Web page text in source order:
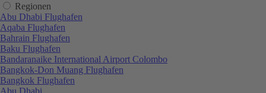
Regionen
Abu Dhabi Flughafen
Aqaba Flughafen
Bahrain Flughafen
Baku Flughafen
Bandaranaike International Airport Colombo
Bangkok-Don Muang Flughafen
Bangkok Flughafen
Abu Dhabi